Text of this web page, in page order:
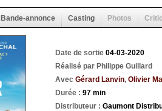
Bande-annonce Casting Photos
Date de sortie 04-03-2020
Réalisé par Philippe Guillard
Avec Gérard Lanvin, Olivier
Durée : 97 min
Distributeur : Gaumont